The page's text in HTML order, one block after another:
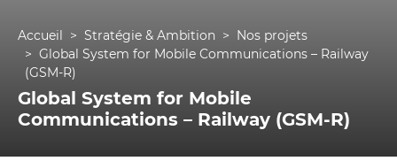
Accueil Stratégie & Ambition
Nos projets
Global System for Mobile Communications – Railway
(GSM-R)
Global System for Mobile
Communications – Railway (GSM-R)